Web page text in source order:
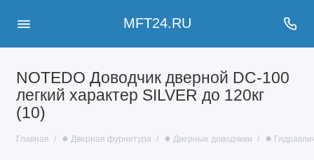
MFT24.RU
NOTEDO Доводчик дверной DC-100
легкий характер SILVER до 120кг
(10)
Главная ✹ Дверная фурнитура ✹ Дверные доводчики ✹